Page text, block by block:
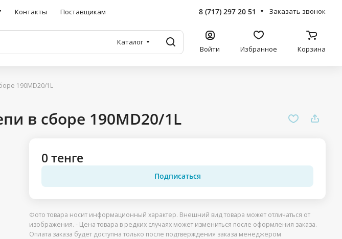
Контакты Поставщикам 8 (717) 297 20 51 Заказать звонок
Каталог
Войти Избранное Корзина
190MD20/1L
в сборе 190MD20/1L
0 тенге
Подписаться
Фото товара носит информационный характер. Внешний вид товара может отличаться от
изображения. - Цена товара в редких случаях может измениться после оформления заказа.
Оплата заказа будет доступна только после подтверждения заказа менеджером